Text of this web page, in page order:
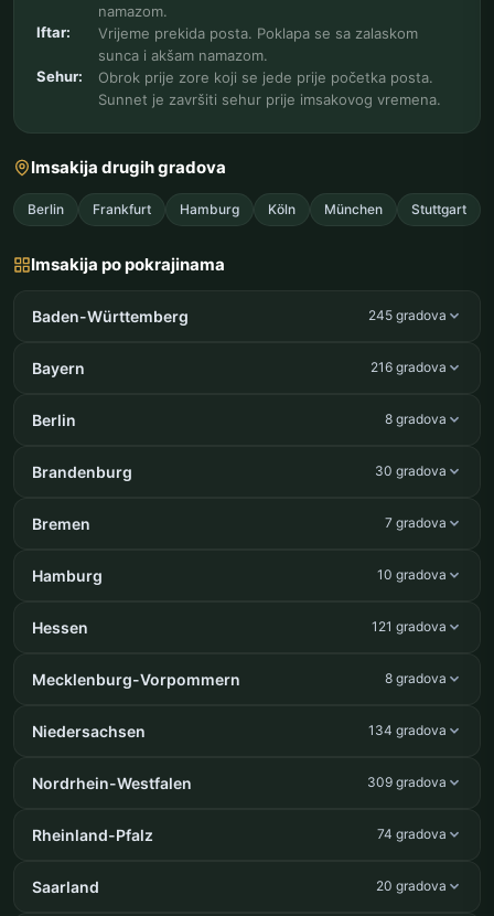
namazom.
Iftar:
Vrijeme prekida posta. Poklapa se sa zalaskom
sunca i akšam namazom.
Sehur:
Obrok prije zore koji se jede prije početka posta.
Sunnet je završiti sehur prije imsakovog vremena.
Imsakija drugih gradova
Berlin Frankfurt Hamburg Köln München Stuttgart
Imsakija po pokrajinama
Baden-Württemberg 245 gradova
Bayern 216 gradova
Berlin 8 gradova
Brandenburg 30 gradova
Bremen 7 gradova
Hamburg 10 gradova
Hessen 121 gradova
Mecklenburg-Vorpommern 8 gradova
Niedersachsen 134 gradova
Nordrhein-Westfalen 309 gradova
Rheinland-Pfalz 74 gradova
Saarland 20 gradova